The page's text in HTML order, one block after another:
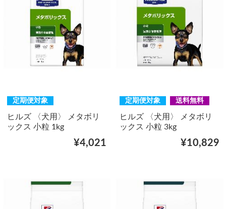
定期便対象
ヒルズ 〈犬用〉 メタボリ
ックス 小粒 1kg
¥4,021
定期便対象 送料無料
ヒルズ 〈犬用〉 メタボリ
ックス 小粒 3kg
¥10,829